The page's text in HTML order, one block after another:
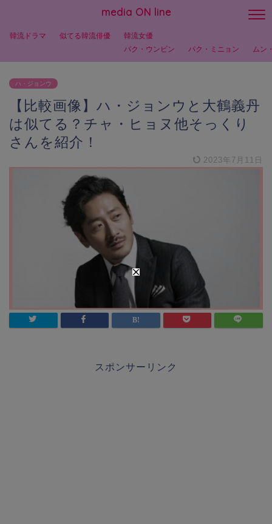
media ON line
韓流ドラマ 似てる韓流俳優
韓流女優
パク・ウンビン
パク・ミニョン ムン
ハ・ジョンウ
【比較画像】ハ・ジョンウと大鶴義丹
は似てる？チャ・ヒョヌ他そっくり
さんを紹介！
2023年7月11日
スポンサーリンク